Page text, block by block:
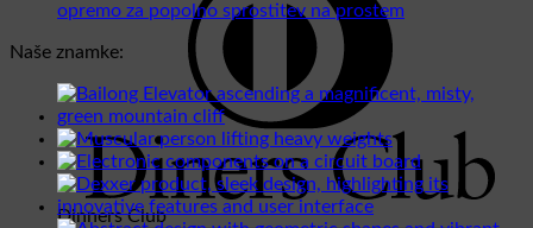
Dinners Club
opremo za popolno sprostitev na prostem
Naše znamke: